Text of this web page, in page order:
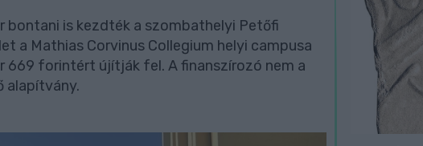
bontani is kezdték a szombathelyi Petőfi
a Mathias Corvinus Collegium helyi campusa
669 forintért újítják fel. A finanszírozó nem a
alapítvány.